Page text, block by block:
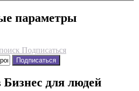
параметры
Подписаться
Подписаться
для людей